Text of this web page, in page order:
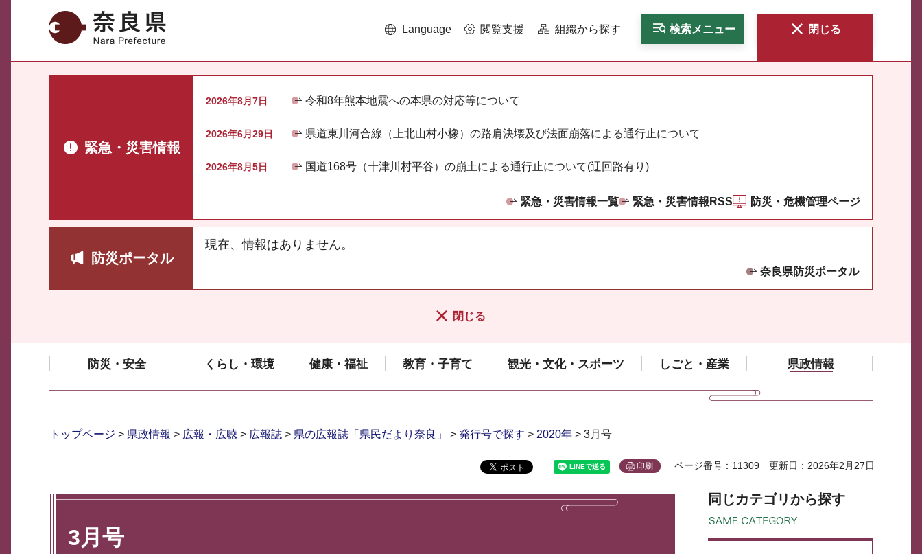
奈良県 Language 閲覧支援 組織から探す 検索メニュー 閉じる
緊急・災害情報
2026年8月7日 令和8年熊本地震への本県の対応等について
2026年6月29日 県道東川河合線（上北山村小橡）の路肩決壊及び法面崩落による通行止について
2026年8月5日 国道168号（十津川村平谷）の崩土による通行止について(迂回路有り)
緊急・災害情報一覧 緊急・災害情報RSS 防災・危機管理ページ
防災ポータル
現在、情報はありません。
奈良県防災ポータル
閉じる
防災・安全 くらし・環境 健康・福祉 教育・子育て 観光・文化・スポーツ しごと・産業 県政情報
トップページ > 県政情報 > 広報・広聴 > 広報誌 > 県の広報誌「県民だより奈良」 > 発行号で探す > 2020年 > 3月号
印刷 ページ番号：11309 更新日：2026年2月27日
3月号
同じカテゴリから探す